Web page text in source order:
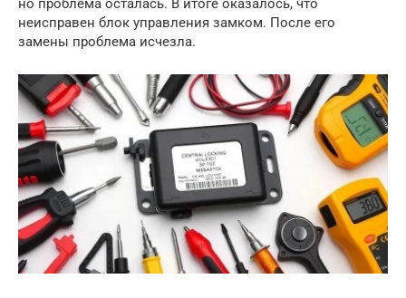
но проблема осталась. В итоге оказалось, что
неисправен блок управления замком. После его
замены проблема исчезла.